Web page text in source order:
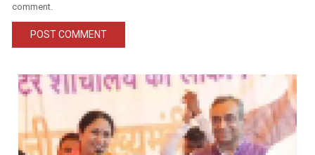
comment.